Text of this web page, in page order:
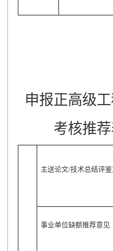
申报正高级
考核推荐
主送论文/技术总结评
事业单位缺额推荐意见